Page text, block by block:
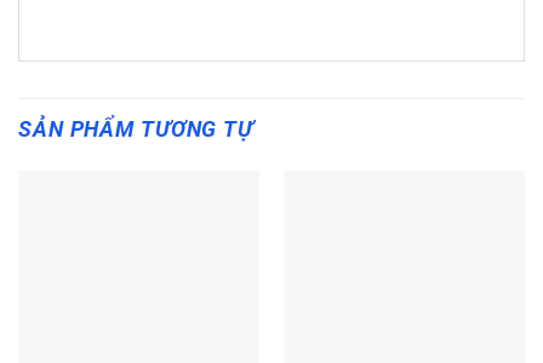
SẢN PHẨM TƯƠNG TỰ